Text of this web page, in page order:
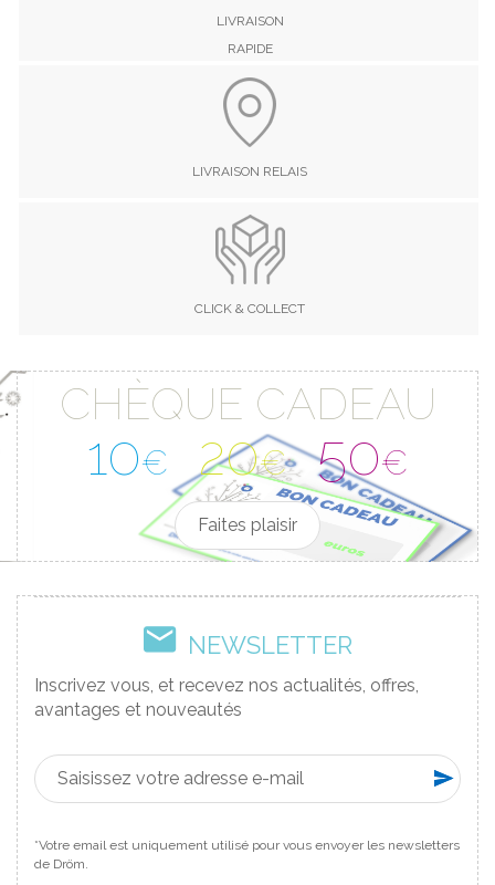
LIVRAISON
RAPIDE
LIVRAISON RELAIS
CLICK & COLLECT
CHÈQUE CADEAU
10€ 20€ 50€
Faites plaisir
NEWSLETTER
Inscrivez vous, et recevez nos actualités, offres,
avantages et nouveautés
*Votre email est uniquement utilisé pour vous envoyer les newsletters
de Dröm.